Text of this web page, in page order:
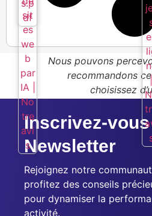
Nous pouvons
recommandons
choisissez
Inscrivez-vous
Newsletter
Rejoignez notre
profitez des conseils
pour dynamiser la
activité.